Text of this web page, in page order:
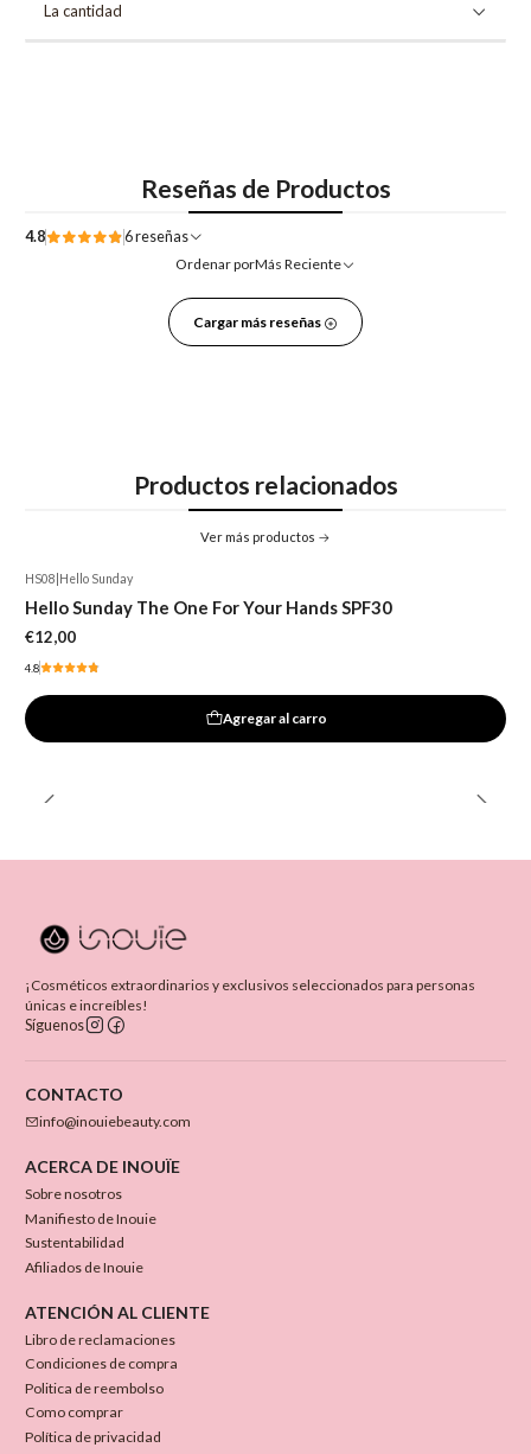
La cantidad
Reseñas de Productos
4.8
6 reseñas
Ordenar porMás Reciente
Cargar más reseñas
Productos relacionados
Ver más productos
HS08 Hello Sunday
Hello Sunday The One For Your Hands SPF30
€12,00
4.8
Agregar al carro
¡Cosméticos extraordinarios y exclusivos seleccionados para personas
únicas e increíbles!
Síguenos
CONTACTO
info@inouiebeauty.com
ACERCA DE INOUÏE
Sobre nosotros
Manifiesto de Inouie
Sustentabilidad
Afiliados de Inouie
ATENCIÓN AL CLIENTE
Libro de reclamaciones
Condiciones de compra
Politica de reembolso
Como comprar
Política de privacidad